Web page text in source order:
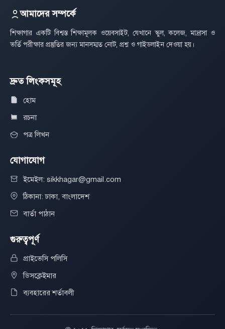
আমাদের সম্পর্কে
শিক্ষাগার একটি বিশ্বস্ত শিক্ষামূলক ওয়েবসাইট, যেখানে স্কুল, কলেজ, মাদ্রাসা ও
ভর্তি পরীক্ষার প্রস্তুতির জন্য মানসম্মত নোট, প্রশ্ন ও গাইডলাইন দেওয়া হয়।
দ্রুত লিংকসমূহ
হোম
রচনা
পত্র লিখন
যোগাযোগ
ইমেইল: sikkhagar@gmail.com
ঠিকানা: ঢাকা, বাংলাদেশ
বার্তা পাঠান
গুরুত্বপূর্ণ
প্রাইভেসি পলিসি
ডিসক্লেইমার
ব্যবহারের শর্তাবলী